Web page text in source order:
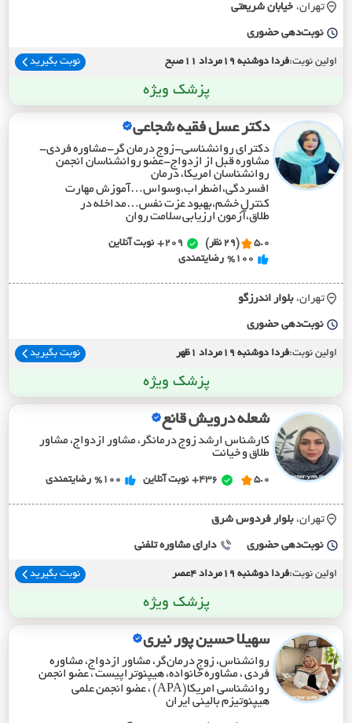
تهران، خيابان شريعتي
نوبت‌دهی حضوری
اولین نوبت:فردا دوشنبه 19مرداد 11صبح نوبت بگیرید
پزشک ویژه
دکتر عسل فقیه شجاعی
دکترای روانشناسی-زوج درمان گر-مشاوره فردی-
مشاوره قبل از ازدواج-عضو روانشناسان انجمن
روانشناسان امریکا، درمان
افسردگی،اضطراب،وسواس…آموزش مهارت
کنترل خشم،بهبود عزت نفس…مداخله در
طلاق،آزمون ارزیابی سلامت روان
5.0 (29 نظر) 209+
نوبت آنلاین
%100 رضایتمندی
تهران، بلوار اندرزگو
نوبت‌دهی حضوری
اولین نوبت:فردا دوشنبه 19مرداد 1ظهر نوبت بگیرید
پزشک ویژه
شعله درویش قانع
کارشناس ارشد زوج درمانگر، مشاور ازدواج، مشاور
طلاق و خیانت
5.0
436+ نوبت آنلاین %100 رضایتمندی
تهران، بلوار فردوس شرق
نوبت‌دهی حضوری دارای مشاوره تلفنی
اولین نوبت:فردا دوشنبه 19مرداد 4عصر نوبت بگیرید
پزشک ویژه
سهیلا حسین پور نیری
روانشناس، زوج درمان‌گر، مشاور ازدواج، مشاوره
فردی ، مشاوره خانواده، هیپنوتراپیست ، عضو انجمن
روانشناسی امریکا(APA) ، عضو انجمن علمی
هیپنوتیزم بالینی ایران